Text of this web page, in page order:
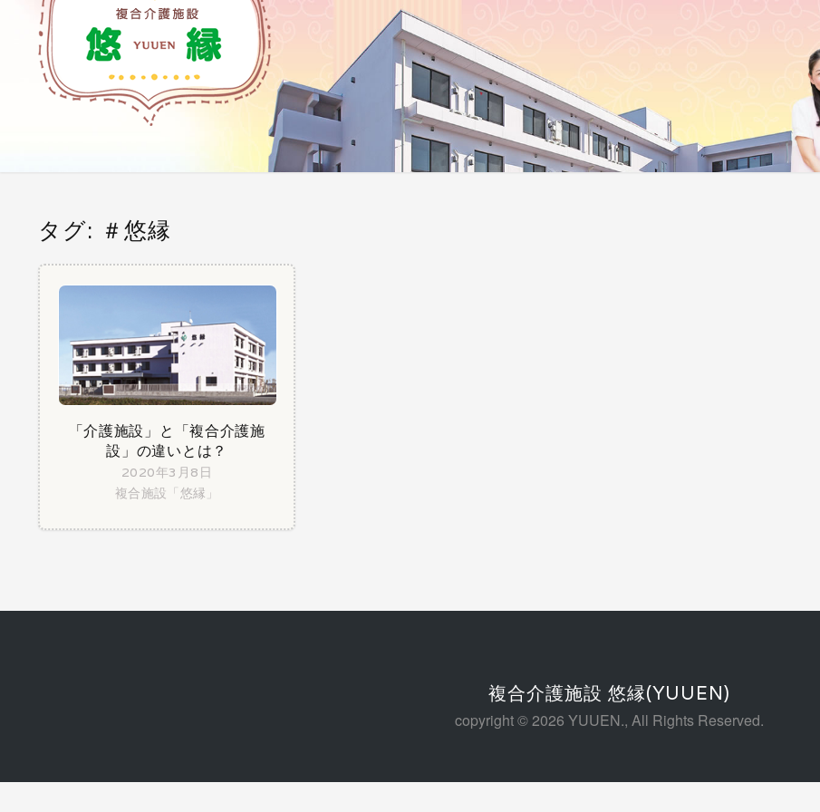
ふれあう そして自分らしく・・・
タグ: ＃悠縁
「介護施設」と「複合介護施
設」の違いとは？
2020年3月8日
複合施設「悠縁」
複合介護施設 悠縁(YUUEN)
copyright © 2026 YUUEN., All Rights Reserved.